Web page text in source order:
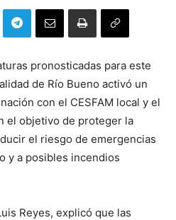
pronosticadas para este
de Río Bueno activó un
con el CESFAM local y el
el objetivo de proteger la
el riesgo de emergencias
y a posibles incendios
Reyes, explicó que las